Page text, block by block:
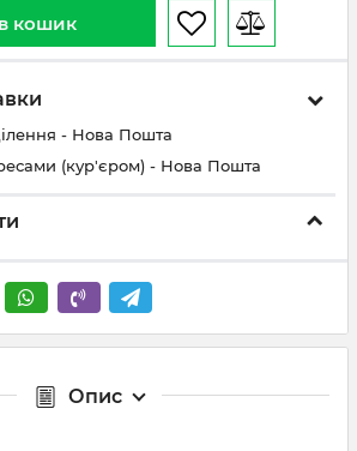
кошик
- Нова Пошта
(кур'єром) - Нова Пошта
Опис